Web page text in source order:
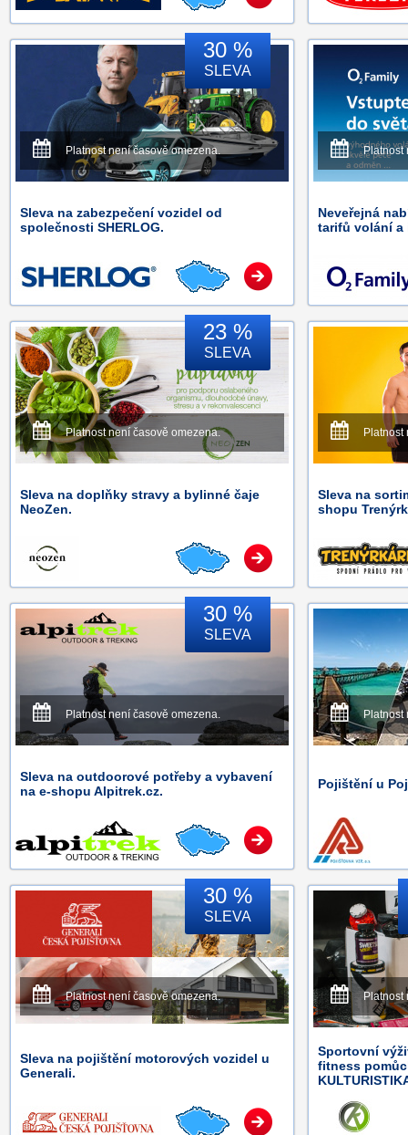
30 %
SLEVA
Platnost není časově omezena.
Sleva na zabezpečení vozidel od
společnosti SHERLOG.
Platnost
Neveřejná
tarifů volání a
23 %
SLEVA
Platnost není časově omezena.
Sleva na doplňky stravy a bylinné čaje
NeoZen.
Platnost
Sleva na
shopu
30 %
SLEVA
Platnost není časově omezena.
Sleva na outdoorové potřeby a vybavení
na e-shopu Alpitrek.cz.
Platnost
Pojištění u
30 %
SLEVA
Platnost není časově omezena.
Sleva na pojištění motorových vozidel u
Generali.
Platnost
Sportovní
fitness